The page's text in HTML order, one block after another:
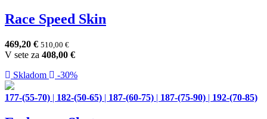
Race Speed Skin
469,20 € 510,00 €
V sete za 408,00 €
Skladom
-30%
177-(55-70) | 182-(50-65) | 187-(60-75) | 187-(75-90) | 192-(70-85)